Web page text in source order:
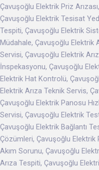
Çavuşoğlu Elektrik Priz
Çavuşoğlu Elektrik Tesisat
Tespiti, Çavuşoğlu Elektrik
Müdahale, Çavuşoğlu Elektrik
Servisi, Çavuşoğlu Elektrik
İnspekasyonu, Çavuşoğlu
Elektrik Hat Kontrolü,
Elektrik Arıza Teknik Servis,
Çavuşoğlu Elektrik Panosu
Servisi, Çavuşoğlu Elektrik
Çavuşoğlu Elektrik Bağlantı
Çözümleri, Çavuşoğlu Elektrik
Akım Sorunu, Çavuşoğlu
Arıza Tespiti, Çavuşoğlu